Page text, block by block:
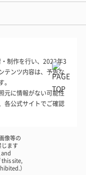
制作を行い、2022年3
テンツ内容は、予告な
元に情報がない可能性
各公式サイトでご確認
像等の
ます
site,
）